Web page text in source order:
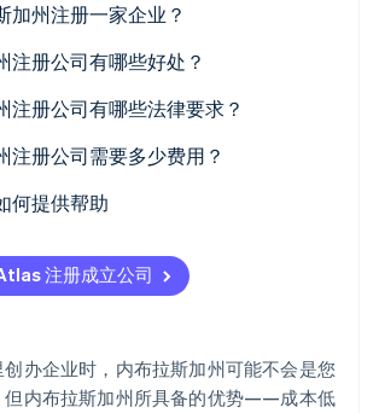
Sessions 2026
即观看
加州注册一家企业？
注册公司有哪些好处？
注册公司有哪些法律要求？
名称
注册公司需要多少费用？
）
提供帮助
注册公司
号 (EIN) 前开通收款和银行服务
税务申报
注册成立公司
办企业时，内布拉斯加州可能不会是您
但内布拉斯加州所具备的优势——成本低